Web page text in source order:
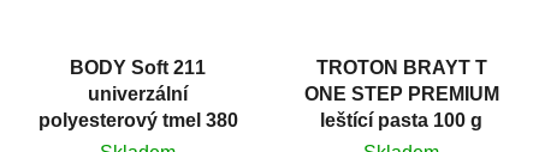
BODY Soft 211
univerzální
polyesterový tmel 380
g
TROTON BRAYT T
ONE STEP PREMIUM
leštící pasta 100 g